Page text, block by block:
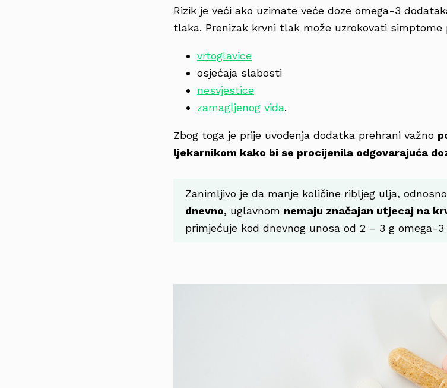
Rizik je veći ako uzimate veće doze omega-3
tlaka. Prenizak krvni tlak može uzrokovati simptome
vrtoglavice
osjećaja slabosti
nesvjestice
zamagljenog vida.
Zbog toga je prije uvođenja dodatka prehrani važno
ljekarnikom kako bi se procijenila odgovarajuća
Zanimljivo je da manje količine ribljeg ulja, odnosno
dnevno, uglavnom nemaju značajan utjecaj na
primjećuje kod dnevnog unosa od 2 – 3 g omega-